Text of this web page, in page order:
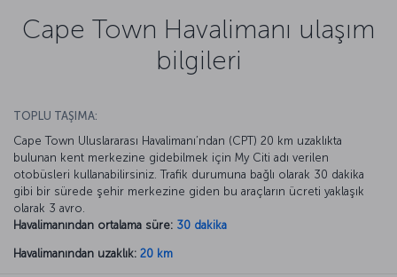
Cape Town Havalimanı ulaşım
bilgileri
TOPLU TAŞIMA:
Cape Town Uluslararası Havalimanı’ndan (CPT) 20 km uzaklıkta
bulunan kent merkezine gidebilmek için My Citi adı verilen
otobüsleri kullanabilirsiniz. Trafik durumuna bağlı olarak 30 dakika
gibi bir sürede şehir merkezine giden bu araçların ücreti yaklaşık
olarak 3 avro.
Havalimanından ortalama süre: 30 dakika
Havalimanından uzaklık: 20 km